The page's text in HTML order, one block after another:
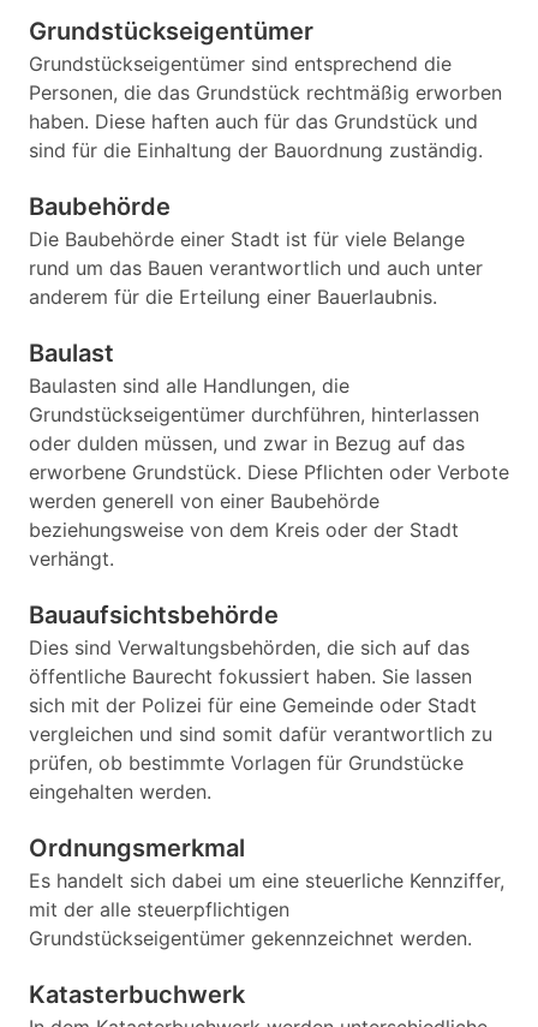
Grundstückseigentümer
Grundstückseigentümer sind entsprechend die
Personen, die das Grundstück rechtmäßig erworben
haben. Diese haften auch für das Grundstück und
sind für die Einhaltung der Bauordnung zuständig.
Baubehörde
Die Baubehörde einer Stadt ist für viele Belange
rund um das Bauen verantwortlich und auch unter
anderem für die Erteilung einer Bauerlaubnis.
Baulast
Baulasten sind alle Handlungen, die
Grundstückseigentümer durchführen, hinterlassen
oder dulden müssen, und zwar in Bezug auf das
erworbene Grundstück. Diese Pflichten oder Verbote
werden generell von einer Baubehörde
beziehungsweise von dem Kreis oder der Stadt
verhängt.
Bauaufsichtsbehörde
Dies sind Verwaltungsbehörden, die sich auf das
öffentliche Baurecht fokussiert haben. Sie lassen
sich mit der Polizei für eine Gemeinde oder Stadt
vergleichen und sind somit dafür verantwortlich zu
prüfen, ob bestimmte Vorlagen für Grundstücke
eingehalten werden.
Ordnungsmerkmal
Es handelt sich dabei um eine steuerliche Kennziffer,
mit der alle steuerpflichtigen
Grundstückseigentümer gekennzeichnet werden.
Katasterbuchwerk